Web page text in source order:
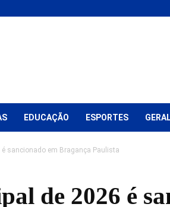
EDUCAÇÃO ESPORTES
sancionado em Bragança Paulista
de 2026 é